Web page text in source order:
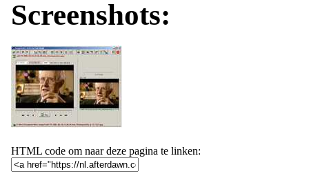
Screenshots:
HTML code om naar deze pagina te linken: